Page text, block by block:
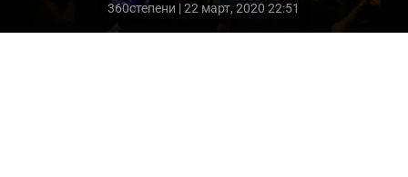
360степени | 22 март, 2020 22:51